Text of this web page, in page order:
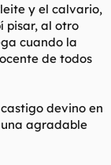
y el calvario,
pisar, al otro
cuando la
de todos
devino en
agradable